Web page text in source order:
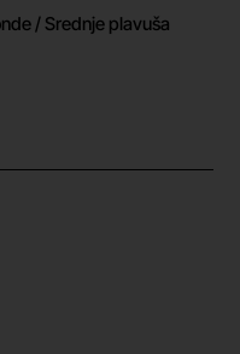
/ Srednje plavuša